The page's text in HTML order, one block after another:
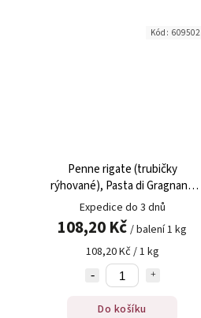
Penne rigate (trubičky
rýhované), Pasta di Gragnano
IGP 1 kg
Expedice do 3 dnů
108,20 Kč / balení 1 kg
108,20 Kč / 1 kg
Do košíku
Kód: 609502